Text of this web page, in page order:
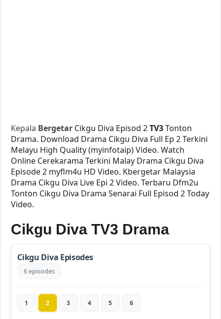
Kepala Bergetar Cikgu Diva Episod 2TV3Tonton
Drama. Download Drama Cikgu Diva Full Ep 2 Terkini
Melayu High Quality (myinfotaip) Video. Watch
Online Cerekarama Terkini Malay Drama Cikgu Diva
Episode 2 myflm4u HD Video. Kbergetar Malaysia
Drama Cikgu Diva Live Epi 2 Video. Terbaru Dfm2u
Tonton Cikgu Diva Drama Senarai Full Episod 2 Today
Video.
Cikgu Diva TV3 Drama
Cikgu Diva Episodes
6 episodes
1 2 3 4 5 6